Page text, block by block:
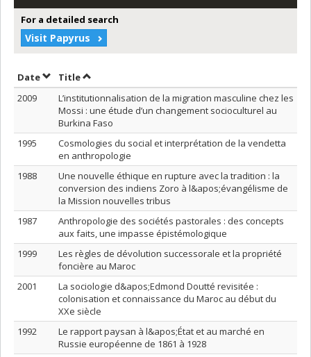
For a detailed search
Visit Papyrus
DateSort by date in descending order
TitleSort by title in descending order
2009
L’institutionnalisation de la migration masculine chez les
Mossi : une étude d’un changement socioculturel au
Burkina Faso
1995
Cosmologies du social et interprétation de la vendetta
en anthropologie
1988
Une nouvelle éthique en rupture avec la tradition : la
conversion des indiens Zoro à l&apos;évangélisme de
la Mission nouvelles tribus
1987
Anthropologie des sociétés pastorales : des concepts
aux faits, une impasse épistémologique
1999
Les règles de dévolution successorale et la propriété
foncière au Maroc
2001
La sociologie d&apos;Edmond Doutté revisitée :
colonisation et connaissance du Maroc au début du
XXe siècle
1992
Le rapport paysan à l&apos;État et au marché en
Russie européenne de 1861 à 1928